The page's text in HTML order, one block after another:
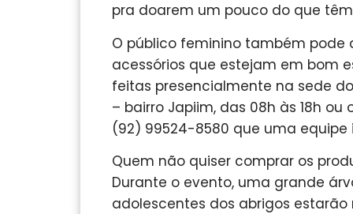
pra doarem um pouco do que
O público feminino também pode
acessórios que estejam em bom
feitas presencialmente na sede
– bairro Japiim, das 08h às 18h
(92) 99524-8580 que uma equipe
Quem não quiser comprar os
Durante o evento, uma grande
adolescentes dos abrigos